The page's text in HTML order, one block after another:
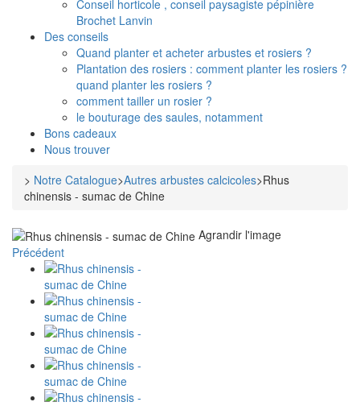
Conseil horticole , conseil paysagiste pépinière
Brochet Lanvin
Des conseils
Quand planter et acheter arbustes et rosiers ?
Plantation des rosiers : comment planter les rosiers ?
quand planter les rosiers ?
comment tailler un rosier ?
le bouturage des saules, notamment
Bons cadeaux
Nous trouver
> Notre Catalogue>Autres arbustes calcicoles>Rhus
chinensis - sumac de Chine
Agrandir l'image
Précédent